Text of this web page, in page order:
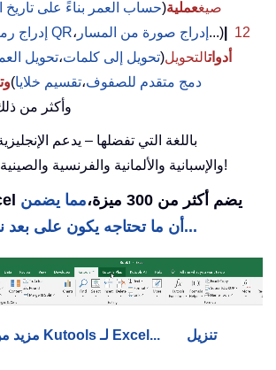
صيغعملية(حساب العمر بناءً على تاريخ
إدراج رمز QR، إدراج صورة من المسار ...)
12
أدواتالتحويل(تحويل إلى كلمات،تحويل
( دمج متقدم للصفوف،تقسيم خلايا
... وأكثر من
والإسبانية والألمانية والفرنسية والصينية و40+ لغات أخرى!
Kutools لـ Excel يضم أكثر من 300 ميزة،
مما يضمن
أن ما تحتاجه يكون على بعد نقرة واحدة فقط...
مزيد من التفاصيل حول Kutools لـ Excel...
تنزيل